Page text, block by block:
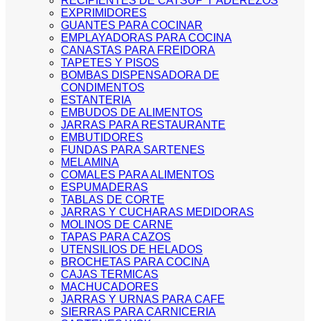
EXPRIMIDORES
GUANTES PARA COCINAR
EMPLAYADORAS PARA COCINA
CANASTAS PARA FREIDORA
TAPETES Y PISOS
BOMBAS DISPENSADORA DE
CONDIMENTOS
ESTANTERIA
EMBUDOS DE ALIMENTOS
JARRAS PARA RESTAURANTE
EMBUTIDORES
FUNDAS PARA SARTENES
MELAMINA
COMALES PARA ALIMENTOS
ESPUMADERAS
TABLAS DE CORTE
JARRAS Y CUCHARAS MEDIDORAS
MOLINOS DE CARNE
TAPAS PARA CAZOS
UTENSILIOS DE HELADOS
BROCHETAS PARA COCINA
CAJAS TERMICAS
MACHUCADORES
JARRAS Y URNAS PARA CAFE
SIERRAS PARA CARNICERIA